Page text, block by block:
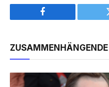
Facebook
ZUSAMMENHÄNGENDE